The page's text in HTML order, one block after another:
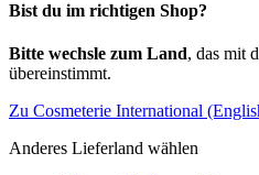
Bist du im richtigen Shop?
Bitte wechsle zum Land, das mit
übereinstimmt.
Zu Cosmeterie International
Anderes Lieferland wählen